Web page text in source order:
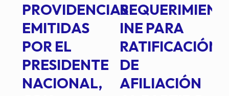
PROVIDENCIAS
EMITIDAS
POR EL
PRESIDENTE
NACIONAL,
INE PARA
RATIFICACIÓN
DE
AFILIACIÓN